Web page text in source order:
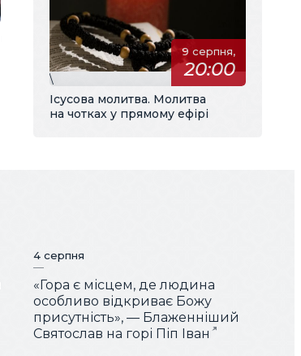
9 серпня,
20:00
\
Ісусова молитва. Молитва
на чотках у прямому ефірі
4 серпня
«Гора є місцем, де людина
особливо відкриває Божу
присутність», — Блаженніший
Святослав на горі Піп Іван